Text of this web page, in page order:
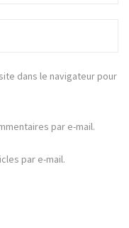
dans le navigateur pour
par e-mail.
par e-mail.